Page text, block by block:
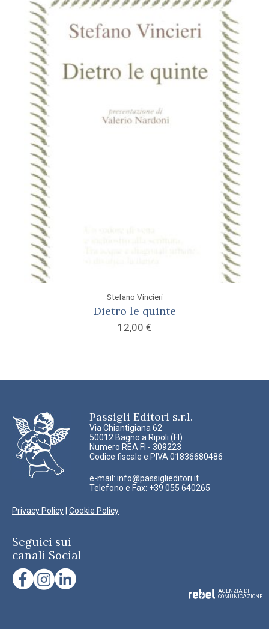
Stefano Vincieri
Dietro le quinte
12,00 €
Passigli Editori s.r.l.
Via Chiantigiana 62
50012 Bagno a Ripoli (FI)
Numero REA FI - 309223
Codice fiscale e PIVA 01836680486
e-mail: info@passiglieditori.it
Telefono e Fax: +39 055 640265
Privacy Policy| Cookie Policy
Seguici sui
canali Social
AGENZIA DI
COMUNICAZIONE